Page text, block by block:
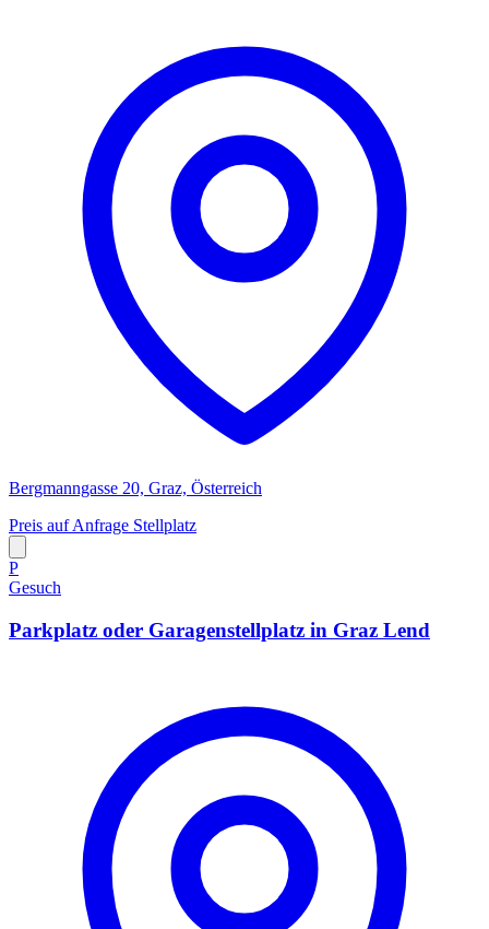
Bergmanngasse 20, Graz, Österreich
Preis auf Anfrage Stellplatz
P
Gesuch
Parkplatz oder Garagenstellplatz in Graz Lend